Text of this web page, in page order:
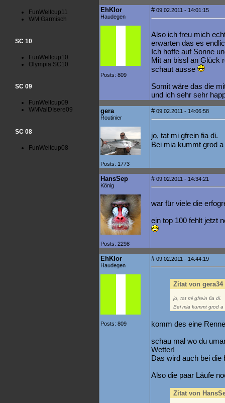
FunWeltcup11
WM Garmisch
SC 10
FunWeltcup10
Olympia SC10
SC 09
FunWeltcup09
WMValDIsere09
SC 08
FunWeltcup08
EhKlor
Haudegen
Posts: 809
#09.02.2011 - 14:01:15
Also ich freu mich
erwarten das es
Ich hoffe auf Sonne
Mit an bissl an Glück
schaut ausse
Somit wäre das die
und ich sehr sehr
gera
Routinier
Posts: 1773
#09.02.2011 - 14:06:58
jo, tat mi gfrein fia di.
Bei mia kummt grod
HansSep
König
Posts: 2298
#09.02.2011 - 14:34:21
war für viele die
ein top 100 fehlt jetzt
EhKlor
Haudegen
Posts: 809
#09.02.2011 - 14:44:19
Zitat von gera34
jo, tat mi gfrein fia di.
Bei mia kummt grod
komm des eine
schau mal wo du
Wetter!
Das wird auch bei die
Also die paar Läufe
Zitat von